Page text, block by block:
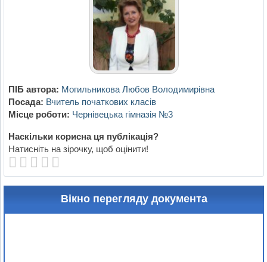
ПІБ автора: Могильникова Любов Володимирівна
Посада: Вчитель початкових класів
Місце роботи: Чернівецька гімназія №3
Наскільки корисна ця публікація?
Натисніть на зірочку, щоб оцінити!
Вікно перегляду документа